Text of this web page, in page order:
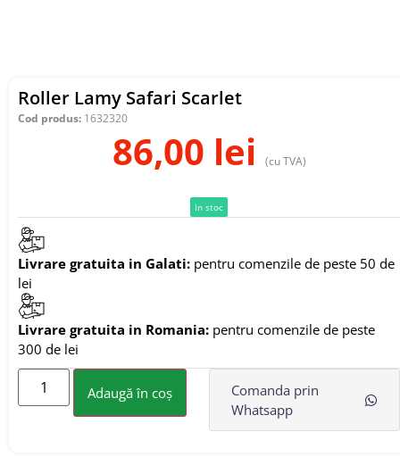
Roller Lamy Safari Scarlet
Cod produs: 1632320
86,00 lei (cu TVA)
In stoc
Livrare gratuita in Galati: pentru comenzile de peste 50 de
lei
Livrare gratuita in Romania: pentru comenzile de peste
300 de lei
Adaugă în coș
Comanda prin
Whatsapp